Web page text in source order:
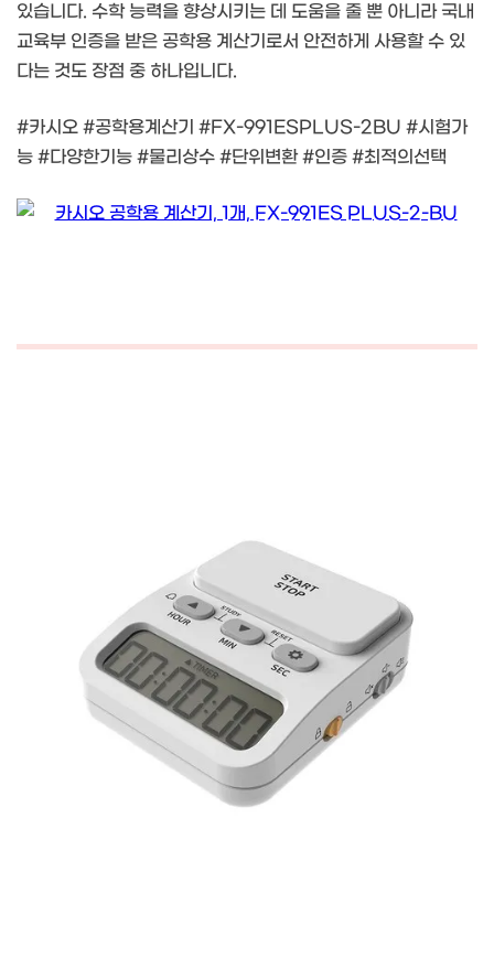
있습니다. 수학 능력을 향상시키는 데 도움을 줄 뿐 아니라 국내
교육부 인증을 받은 공학용 계산기로서 안전하게 사용할 수 있
다는 것도 장점 중 하나입니다.
#카시오 #공학용계산기 #FX-991ESPLUS-2BU #시험가
능 #다양한기능 #물리상수 #단위변환 #인증 #최적의선택